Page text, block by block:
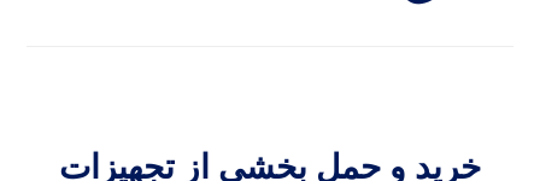
خرید و حمل بخشی از تجهیزات